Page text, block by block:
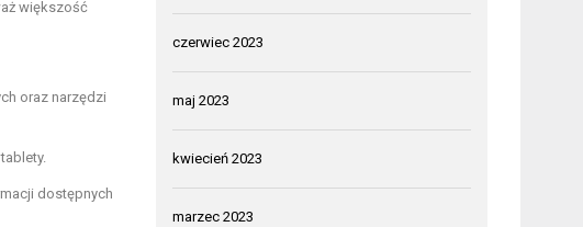
większość
oraz narzędzi
dostępnych
czerwiec 2023
maj 2023
kwiecień 2023
marzec 2023